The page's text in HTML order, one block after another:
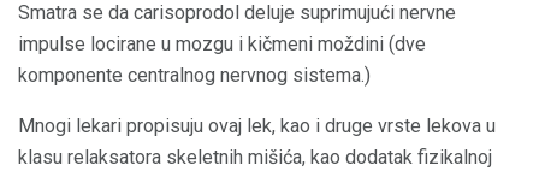
Smatra se da carisoprodol deluje suprimujući nervne
impulse locirane u mozgu i kičmeni moždini (dve
komponente centralnog nervnog sistema.)
Mnogi lekari propisuju ovaj lek, kao i druge vrste lekova u
klasu relaksatora skeletnih mišića, kao dodatak fizikalnoj